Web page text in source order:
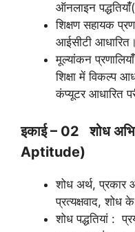
ऑनलाइन
शिक्षण सहायक
आईसीटी आधारित।
मूल्यांकन
शिक्षा में विकल्प
कंप्यूटर आधारित
इकाई – 02 शोध
Aptitude)
शोध अर्थ, प्रकार
प्रत्यक्षवाद, शोध
शोध पद्धतियां :